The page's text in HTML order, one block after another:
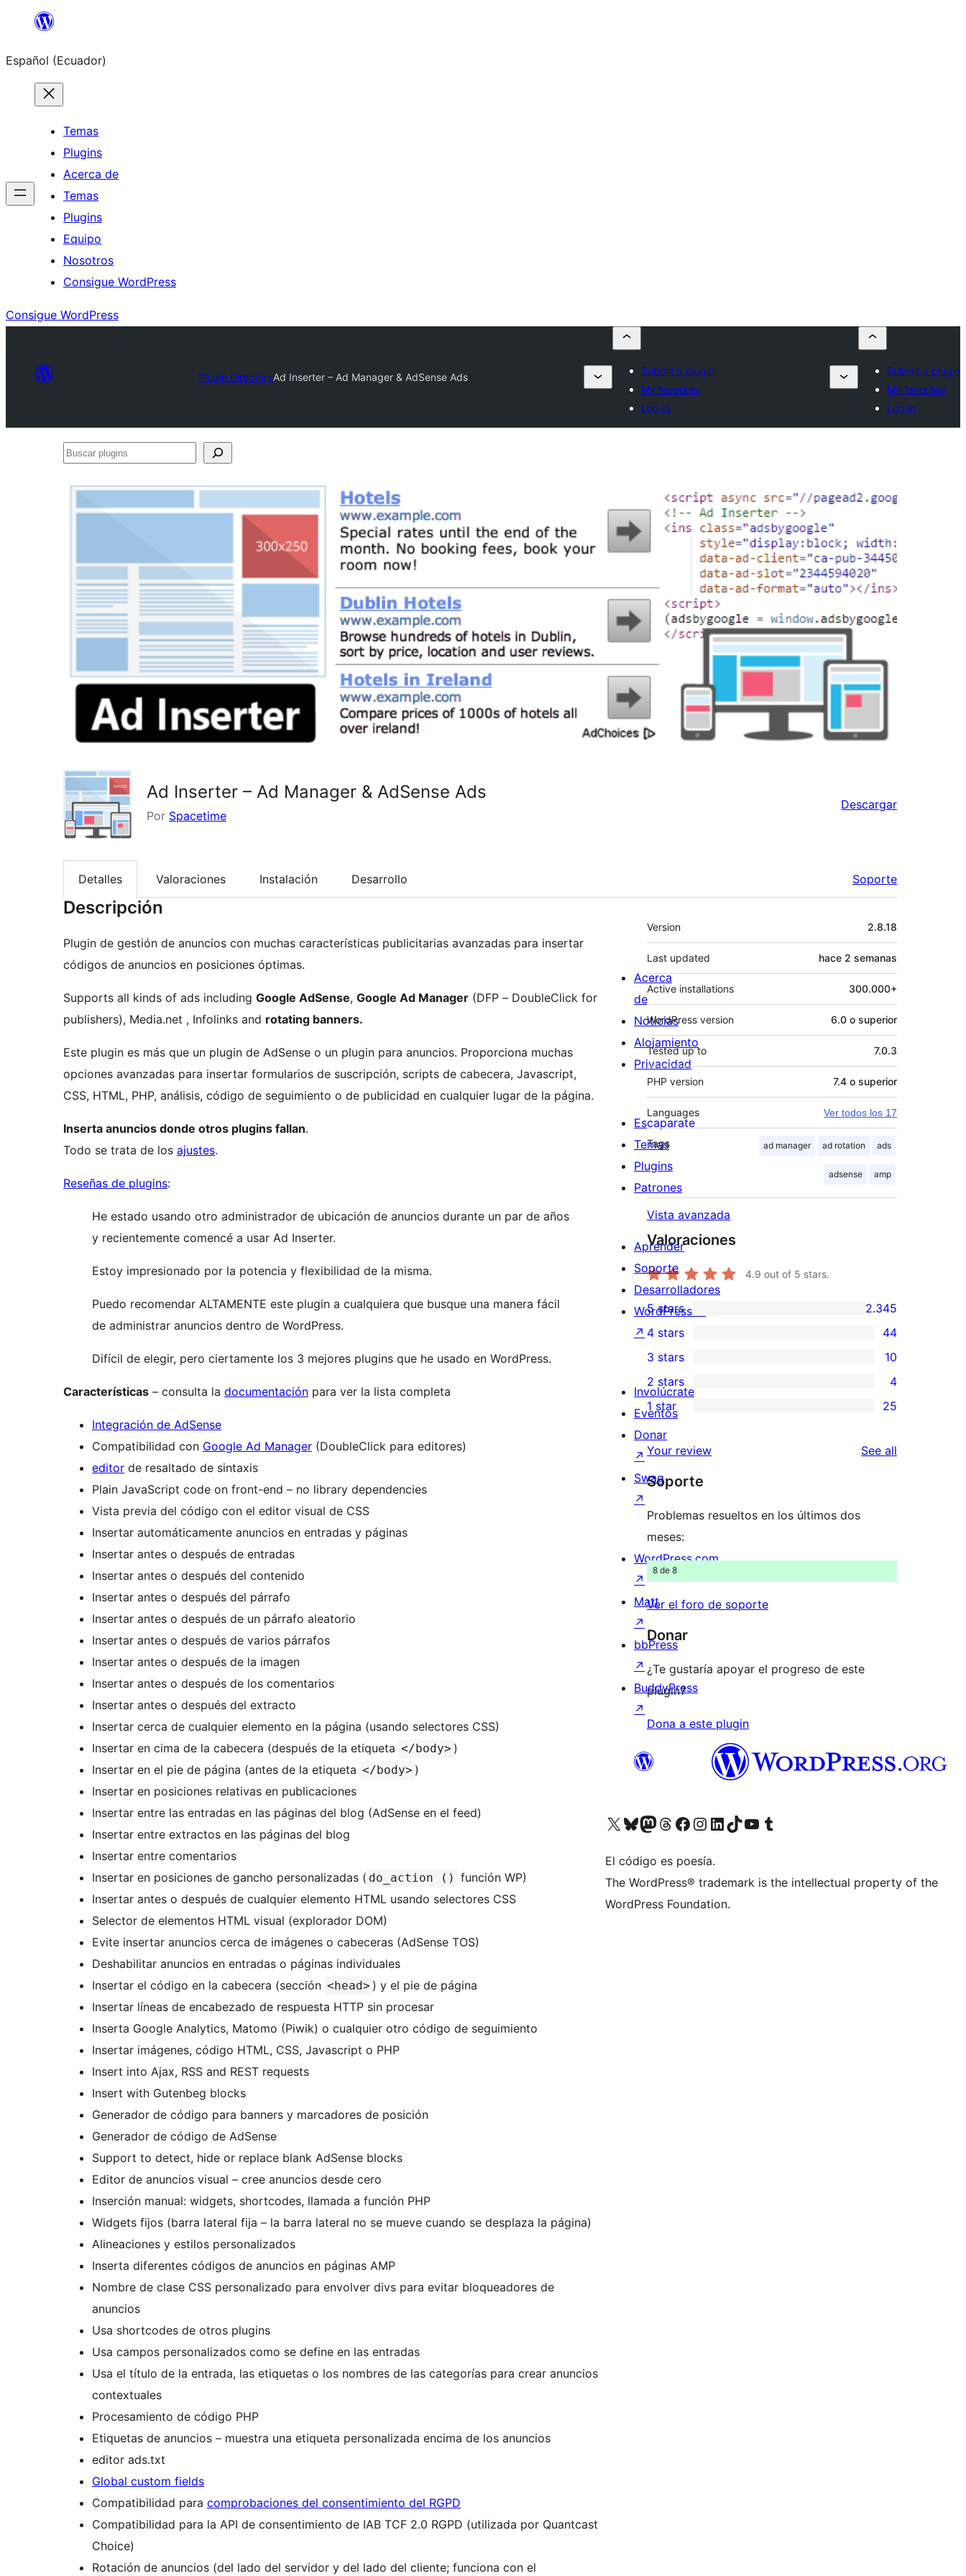
Saltar
contenido
Español (Ecuador)
Temas
Plugins
Acerca de
Temas
Plugins
Equipo
Nosotros
Consigue WordPress
Consigue WordPress
Plugin DirectoryAd Inserter – Ad Manager & AdSense Ads
Submit a plugin
My favorites
Log in
Submit a plugin
My favorites
Log in
Buscar
Ad Inserter – Ad Manager & AdSense Ads
Por Spacetime
Descargar
Detalles Valoraciones Instalación Desarrollo Soporte
Descripción
Plugin de gestión de anuncios con muchas características publicitarias avanzadas para insertar
códigos de anuncios en posiciones óptimas.
Supports all kinds of ads including Google AdSense, Google Ad Manager (DFP – DoubleClick for
publishers), Media.net , Infolinks and rotating banners.
Este plugin es más que un plugin de AdSense o un plugin para anuncios. Proporciona muchas
opciones avanzadas para insertar formularios de suscripción, scripts de cabecera, Javascript,
CSS, HTML, PHP, análisis, código de seguimiento o de publicidad en cualquier lugar de la página.
Inserta anuncios donde otros plugins fallan.
Todo se trata de los ajustes.
Reseñas de plugins:
He estado usando otro administrador de ubicación de anuncios durante un par de años
y recientemente comencé a usar Ad Inserter.
Estoy impresionado por la potencia y flexibilidad de la misma.
Puedo recomendar ALTAMENTE este plugin a cualquiera que busque una manera fácil
de administrar anuncios dentro de WordPress.
Difícil de elegir, pero ciertamente los 3 mejores plugins que he usado en WordPress.
Características – consulta la documentación para ver la lista completa
Integración de AdSense
Compatibilidad con Google Ad Manager (DoubleClick para editores)
editor de resaltado de sintaxis
Plain JavaScript code on front-end – no library dependencies
Vista previa del código con el editor visual de CSS
Insertar automáticamente anuncios en entradas y páginas
Insertar antes o después de entradas
Insertar antes o después del contenido
Insertar antes o después del párrafo
Insertar antes o después de un párrafo aleatorio
Insertar antes o después de varios párrafos
Insertar antes o después de la imagen
Insertar antes o después de los comentarios
Insertar antes o después del extracto
Insertar cerca de cualquier elemento en la página (usando selectores CSS)
Insertar en cima de la cabecera (después de la etiqueta </body> )
Insertar en el pie de página (antes de la etiqueta </body> )
Insertar en posiciones relativas en publicaciones
Insertar entre las entradas en las páginas del blog (AdSense en el feed)
Insertar entre extractos en las páginas del blog
Insertar entre comentarios
Insertar en posiciones de gancho personalizadas ( do_action () función WP)
Insertar antes o después de cualquier elemento HTML usando selectores CSS
Selector de elementos HTML visual (explorador DOM)
Evite insertar anuncios cerca de imágenes o cabeceras (AdSense TOS)
Deshabilitar anuncios en entradas o páginas individuales
Insertar el código en la cabecera (sección <head> ) y el pie de página
Insertar líneas de encabezado de respuesta HTTP sin procesar
Inserta Google Analytics, Matomo (Piwik) o cualquier otro código de seguimiento
Insertar imágenes, código HTML, CSS, Javascript o PHP
Insert into Ajax, RSS and REST requests
Insert with Gutenbeg blocks
Generador de código para banners y marcadores de posición
Generador de código de AdSense
Support to detect, hide or replace blank AdSense blocks
Editor de anuncios visual – cree anuncios desde cero
Inserción manual: widgets, shortcodes, llamada a función PHP
Widgets fijos (barra lateral fija – la barra lateral no se mueve cuando se desplaza la página)
Alineaciones y estilos personalizados
Inserta diferentes códigos de anuncios en páginas AMP
Nombre de clase CSS personalizado para envolver divs para evitar bloqueadores de
anuncios
Usa shortcodes de otros plugins
Usa campos personalizados como se define en las entradas
Usa el título de la entrada, las etiquetas o los nombres de las categorías para crear anuncios
contextuales
Procesamiento de código PHP
Etiquetas de anuncios – muestra una etiqueta personalizada encima de los anuncios
editor ads.txt
Global custom fields
Compatibilidad para comprobaciones del consentimiento del RGPD
Compatibilidad para la API de consentimiento de IAB TCF 2.0 RGPD (utilizada por Quantcast
Choice)
Rotación de anuncios (del lado del servidor y del lado del cliente; funciona con el
Meta
Version 2.8.18
Last updated hace 2 semanas
Active installations 300.000+
WordPress version 6.0 o superior
Tested up to 7.0.3
PHP version 7.4 o superior
Languages Ver todos los 17
Tags ad manager ad rotation ads
adsense amp
Vista avanzada
Valoraciones
4.9 out of 5 stars.
2.345
5-
star
reviews
5 stars 2.345
44
4-
star
reviews
4 stars 44
10
3-
star
reviews
3 stars 10
4
2-
star
reviews
2 stars 4
25
1-
star
reviews
1 star 25
Your review See all
Soporte
Problemas resueltos en los últimos dos
meses:
8 de 8
Ver el foro de soporte
Donar
¿Te gustaría apoyar el progreso de este
plugin?
Dona a este plugin
Acerca
de
Noticias
Alojamiento
Privacidad
Escaparate
Temas
Plugins
Patrones
Aprender
Soporte
Desarrolladores
WordPress.tv
↗
Involúcrate
Eventos
Donar
↗
Swag
↗
WordPress.com
↗
Matt
↗
bbPress
↗
BuddyPress
↗
Visita nuestra cuenta de X (anteriormente Twitter)
Visit our Bluesky account
Visit our Mastodon account
Visit our Threads account
Visita nuestra página de Facebook
Visita nuestra cuenta de Instagram
Visita nuestra cuenta de LinkedIn
Visit our TikTok account
Visita nuestro canal de YouTube
Visit our Tumblr account
El código es poesía.
The WordPress® trademark is the intellectual property of the
WordPress Foundation.